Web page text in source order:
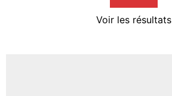
Voir les résultats